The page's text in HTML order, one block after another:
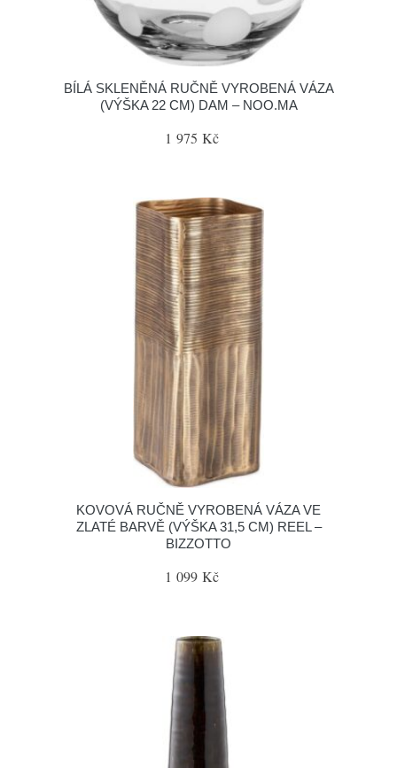
BÍLÁ SKLENĚNÁ RUČNĚ VYROBENÁ VÁZA
(VÝŠKA 22 CM) DAM – NOO.MA
1 975 Kč
KOVOVÁ RUČNĚ VYROBENÁ VÁZA VE
ZLATÉ BARVĚ (VÝŠKA 31,5 CM) REEL –
BIZZOTTO
1 099 Kč